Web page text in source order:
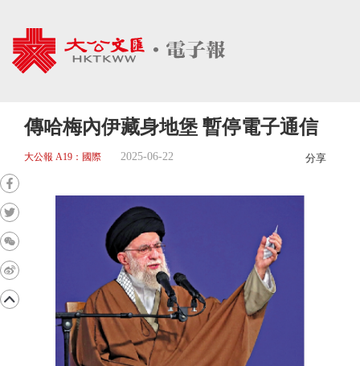
傳哈梅內伊藏身地堡 暫停電子通信
大公報 A19：國際 2025-06-22 分享